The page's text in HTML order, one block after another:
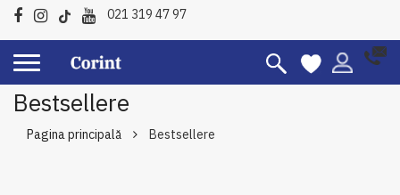
021 319 47 97
Bestsellere
Pagina principală Bestsellere